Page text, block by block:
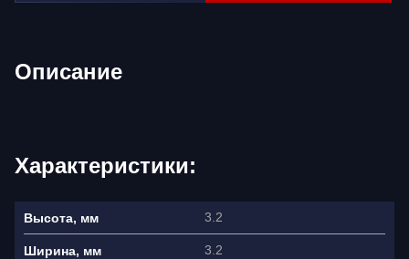
Описание
Характеристики:
Высота, мм 3.2
Ширина, мм 3.2